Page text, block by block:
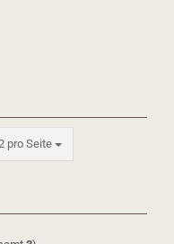
pro Seite
Seite